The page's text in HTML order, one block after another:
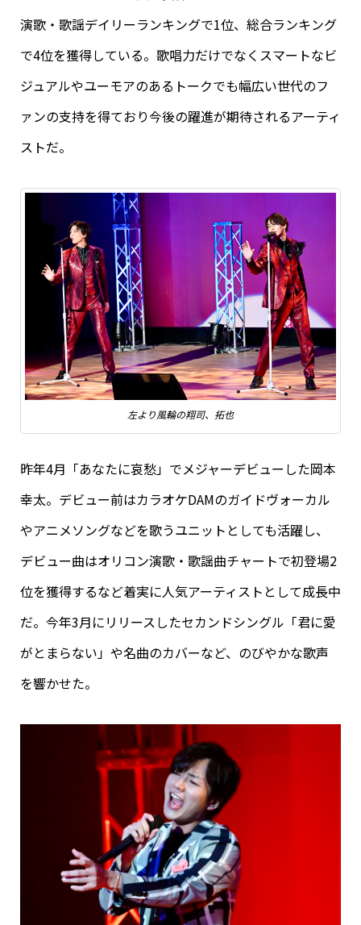
演歌・歌謡デイリーランキングで1位、総合ランキング
で4位を獲得している。歌唱力だけでなくスマートなビ
ジュアルやユーモアのあるトークでも幅広い世代のフ
ァンの支持を得ており今後の躍進が期待されるアーティ
ストだ。
左より風輪の翔司、拓也
昨年4月「あなたに哀愁」でメジャーデビューした岡本
幸太。デビュー前はカラオケDAMのガイドヴォーカル
やアニメソングなどを歌うユニットとしても活躍し、
デビュー曲はオリコン演歌・歌謡曲チャートで初登場2
位を獲得するなど着実に人気アーティストとして成長中
だ。今年3月にリリースしたセカンドシングル「君に愛
がとまらない」や名曲のカバーなど、のびやかな歌声
を響かせた。